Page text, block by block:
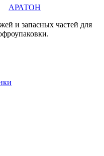
АРАТОН
и запасных частей для